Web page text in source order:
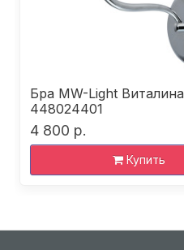
Бра MW-Light Виталина
448024401
4 800 р.
Купить